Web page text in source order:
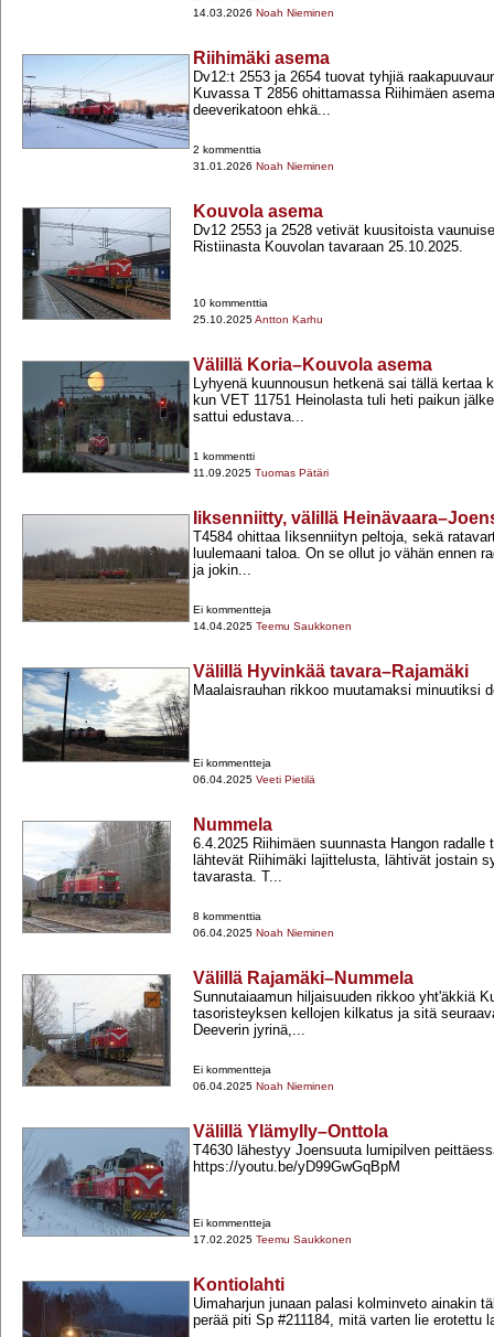
14.03.2026 Noah Nieminen
Riihimäki asema
Dv12:t 2553 ja 2654 tuovat tyhjiä
Kuvassa T 2856 ohittamassa Riihimäen
deeverikatoon ehkä...
2 kommenttia
31.01.2026 Noah Nieminen
Kouvola asema
Dv12 2553 ja 2528 vetivät kuusitoista
Ristiinasta Kouvolan tavaraan 25.10.2025.
10 kommenttia
25.10.2025Antton Karhu
Välillä Koria–Kouvola asema
Lyhyenä kuunnousun hetkenä sai tällä kertaa
kun VET 11751 Heinolasta tuli heti paikun
sattui edustava...
1 kommentti
11.09.2025 Tuomas Pätäri
Iiksenniitty, välillä
T4584 ohittaa Iiksenniityn peltoja, sekä
luulemaani taloa. On se ollut jo vähän ennen
ja jokin...
Ei kommentteja
14.04.2025 Teemu Saukkonen
Välillä Hyvinkää tavara–Rajamäki
Maalaisrauhan rikkoo muutamaksi minuutiksi
Ei kommentteja
06.04.2025 Veeti Pietilä
Nummela
6.4.2025 Riihimäen suunnasta Hangon radalle
lähtevät Riihimäki lajittelusta, lähtivät jostain
tavarasta. T...
8 kommenttia
06.04.2025 Noah Nieminen
Välillä Rajamäki–Nummela
Sunnutaiaamun hiljaisuuden rikkoo yht'äkkiä
tasoristeyksen kellojen kilkatus ja sitä
Deeverin jyrinä,...
Ei kommentteja
06.04.2025 Noah Nieminen
Välillä Ylämylly–Onttola
T4630 lähestyy Joensuuta lumipilven
https://youtu.be/yD99GwGqBpM
Ei kommentteja
17.02.2025 Teemu Saukkonen
Kontiolahti
Uimaharjun junaan palasi kolminveto ainakin
perää piti Sp #211184, mitä varten lie erotettu